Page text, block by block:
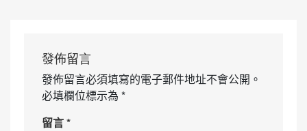
發佈留言
發佈留言必須填寫的電子郵件地址不會公開。
必填欄位標示為 *
留言*